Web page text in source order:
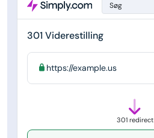
Søg
301 Viderestilling
https://example.us
301 redirect